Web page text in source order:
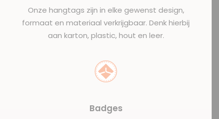
Onze hangtags zijn in elke gewenst design,
formaat en materiaal verkrijgbaar. Denk hierbij
aan karton, plastic, hout en leer.
Badges